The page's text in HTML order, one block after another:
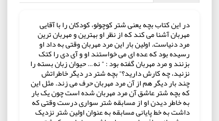
در این کتاب بچه یعنی شتر کوچولو، کودکان را با آقایی
مهربان آشنا می کند که از نظر او بهترین و مهربان ترین
مرد دنیاست. اولین بار این مرد مهربان وقتی به داد او
رسیده بود که عده ای می خواستند او و آی دی را کتک
بزنند و مرد مهربان گفته بود : ” نه… حیوان زبان بسته را
نزنید، چه کارش دارید؟” بچه شتر در دیگر خاطراتش
چند بار دیگر هم از آن مرد مهربان حرف می زند. مثل این
که بچه شتر عاشق آن مرد مهربان شده است چون یک بار
به خاطر دیدن او از مسابقه شتر سواری درست وقتی که
داشت به خط پایانی مسابقه به عنوان اولین شتر نزدیک